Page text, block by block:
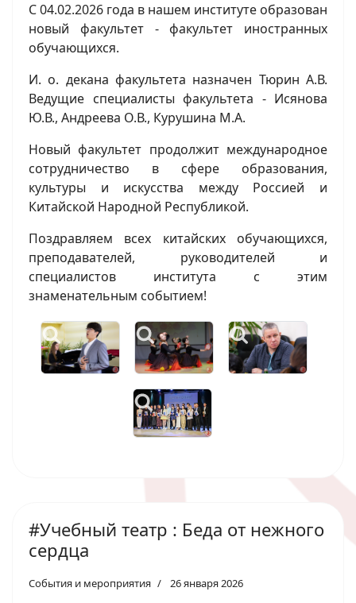
С 04.02.2026 года в нашем институте образован
новый факультет - факультет иностранных
обучающихся.
И. о. декана факультета назначен Тюрин А.В.
Ведущие специалисты факультета - Исянова
Ю.В., Андреева О.В., Курушина М.А.
‎Новый факультет продолжит международное
сотрудничество в сфере образования,
культуры и искусства между Россией и
Китайской Народной Республикой.
Поздравляем всех китайских обучающихся,
преподавателей, руководителей и
специалистов института с этим
знаменательным событием!
#Учебный театр : Беда от нежного
сердца
События и мероприятия 26 января 2026